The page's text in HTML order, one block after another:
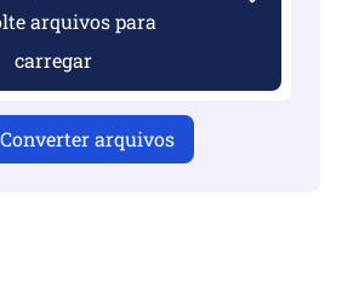
arquivos para
carregar
Converter arquivos